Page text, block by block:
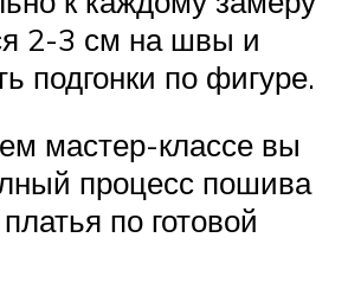
2-3 см на швы и
подгонки по фигуре.
мастер-классе вы
процесс пошива
по готовой